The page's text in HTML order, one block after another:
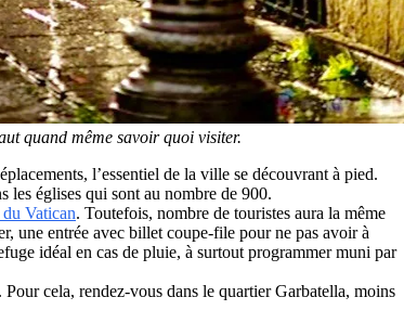
quand même savoir quoi visiter.
l’essentiel de la ville se découvrant à pied.
les églises qui sont au nombre de 900.
Vatican. Toutefois, nombre de touristes aura la même
une entrée avec billet coupe-file pour ne pas avoir à
idéal en cas de pluie, à surtout programmer muni par
cela, rendez-vous dans le quartier Garbatella, moins